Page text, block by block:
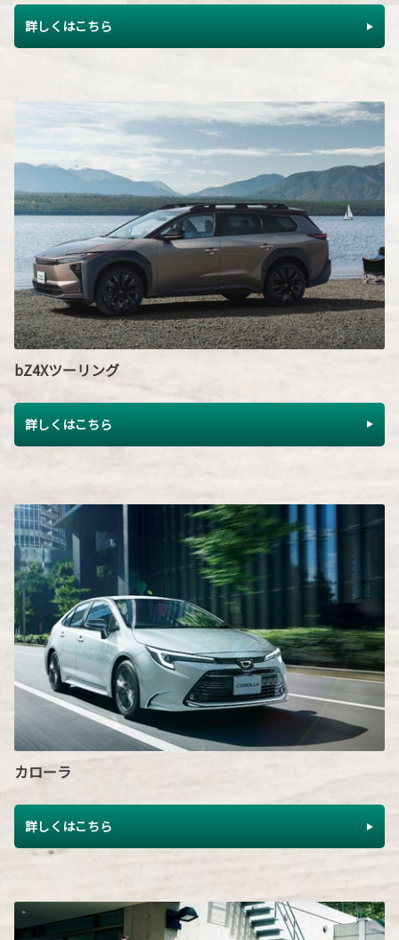
詳しくはこちら
bZ4Xツーリング
詳しくはこちら
カローラ
詳しくはこちら